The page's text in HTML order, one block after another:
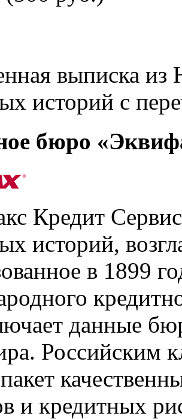
выписка из
историй с
бюро
Кредит
историй,
в 1899
данные
Российским
и кредитных